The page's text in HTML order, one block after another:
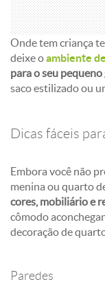
Onde tem criança
deixe oambiente
para o seu
saco estilizado ou
Dicas fáceis
Embora você não
menina ou quarto
cores, mobiliário e
cômodo
decoração de
Paredes